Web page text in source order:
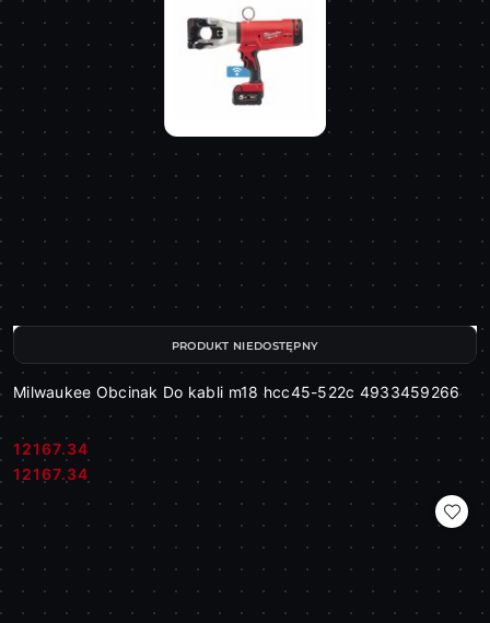
Milwaukee Obcinak Do kabli m18 hcc45-522c 4933459266
Cena:
12167.34
Cena:
12167.34
PRODUKT NIEDOSTĘPNY